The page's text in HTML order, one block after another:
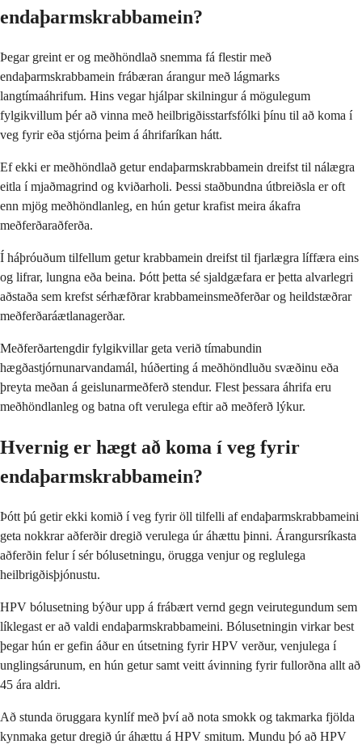
endaþarmskrabbamein?
Þegar greint er og meðhöndlað snemma fá flestir með
endaþarmskrabbamein frábæran árangur með lágmarks
langtímaáhrifum. Hins vegar hjálpar skilningur á mögulegum
fylgikvillum þér að vinna með heilbrigðisstarfsfólki þínu til að koma í
veg fyrir eða stjórna þeim á áhrifaríkan hátt.
Ef ekki er meðhöndlað getur endaþarmskrabbamein dreifst til nálægra
eitla í mjaðmagrind og kviðarholi. Þessi staðbundna útbreiðsla er oft
enn mjög meðhöndlanleg, en hún getur krafist meira ákafra
meðferðaraðferða.
Í háþróuðum tilfellum getur krabbamein dreifst til fjarlægra líffæra eins
og lifrar, lungna eða beina. Þótt þetta sé sjaldgæfara er þetta alvarlegri
aðstaða sem krefst sérhæfðrar krabbameinsmeðferðar og heildstæðrar
meðferðaráætlanagerðar.
Meðferðartengdir fylgikvillar geta verið tímabundin
hægðastjórnunarvandamál, húðerting á meðhöndluðu svæðinu eða
þreyta meðan á geislunarmeðferð stendur. Flest þessara áhrifa eru
meðhöndlanleg og batna oft verulega eftir að meðferð lýkur.
Hvernig er hægt að koma í veg fyrir
endaþarmskrabbamein?
Þótt þú getir ekki komið í veg fyrir öll tilfelli af endaþarmskrabbameini
geta nokkrar aðferðir dregið verulega úr áhættu þinni. Árangursríkasta
aðferðin felur í sér bólusetningu, örugga venjur og reglulega
heilbrigðisþjónustu.
HPV bólusetning býður upp á frábært vernd gegn veirutegundum sem
líklegast er að valdi endaþarmskrabbameini. Bólusetningin virkar best
þegar hún er gefin áður en útsetning fyrir HPV verður, venjulega í
unglingsárunum, en hún getur samt veitt ávinning fyrir fullorðna allt að
45 ára aldri.
Að stunda öruggara kynlíf með því að nota smokk og takmarka fjölda
kynmaka getur dregið úr áhættu á HPV smitum. Mundu þó að HPV